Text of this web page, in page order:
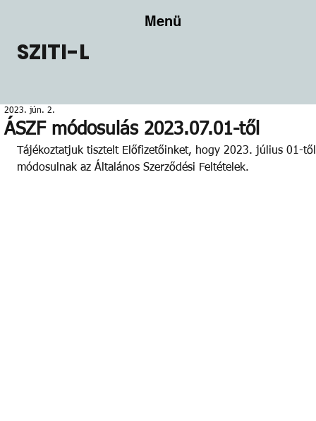
SZITI-L
Menü
ÁSZF módosulás 2023.07.01-től
2023. jún. 2.
Tájékoztatjuk tisztelt Előfizetőinket, hogy 2023. július 01-
módosulnak az Általános Szerződési Feltételek.